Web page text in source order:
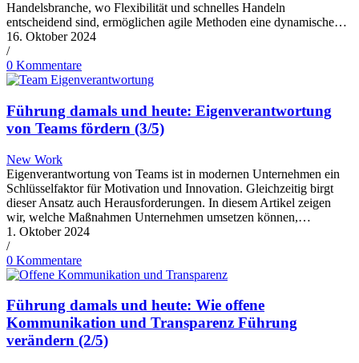
Handelsbranche, wo Flexibilität und schnelles Handeln
entscheidend sind, ermöglichen agile Methoden eine dynamische…
16. Oktober 2024
/
0 Kommentare
Führung damals und heute: Eigenverantwortung
von Teams fördern (3/5)
New Work
Eigenverantwortung von Teams ist in modernen Unternehmen ein
Schlüsselfaktor für Motivation und Innovation. Gleichzeitig birgt
dieser Ansatz auch Herausforderungen. In diesem Artikel zeigen
wir, welche Maßnahmen Unternehmen umsetzen können,…
1. Oktober 2024
/
0 Kommentare
Führung damals und heute: Wie offene
Kommunikation und Transparenz Führung
verändern (2/5)